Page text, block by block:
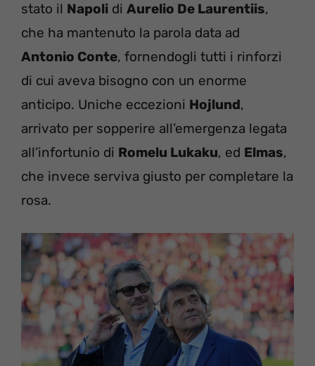
stato il Napoli di Aurelio De Laurentiis,
che ha mantenuto la parola data ad
Antonio Conte, fornendogli tutti i rinforzi
di cui aveva bisogno con un enorme
anticipo. Uniche eccezioni Hojlund,
arrivato per sopperire all’emergenza legata
all’infortunio di Romelu Lukaku, ed Elmas,
che invece serviva giusto per completare la
rosa.